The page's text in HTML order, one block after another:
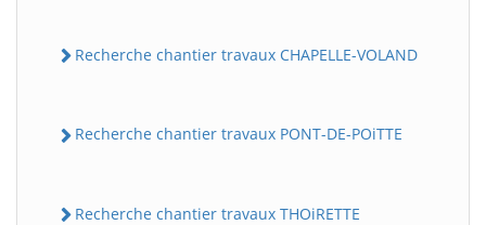
Recherche chantier travaux CHAPELLE-VOLAND
Recherche chantier travaux PONT-DE-POiTTE
Recherche chantier travaux THOiRETTE